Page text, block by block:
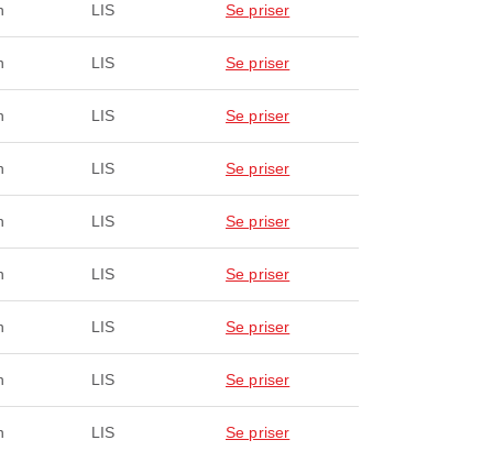
LIS Se priser
LIS Se priser
LIS Se priser
LIS Se priser
LIS Se priser
LIS Se priser
LIS Se priser
LIS Se priser
LIS Se priser